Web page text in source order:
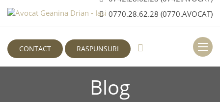
0770.28.62.28 (0770.AVOCAT)
CONTACT RASPUNSURI
Blog